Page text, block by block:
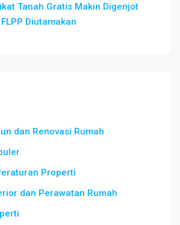
Tanah Gratis Makin Digenjot
Diutamakan
dan Renovasi Rumah
Properti
dan Perawatan Rumah